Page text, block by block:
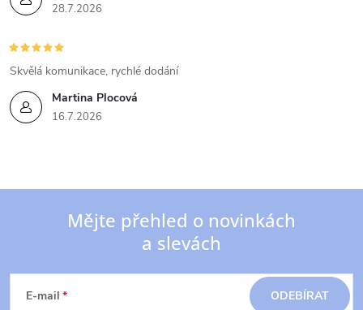
28.7.2026
Martina Plocová
16.7.2026
Skvělá komunikace, rychlé dodání
Mějte přehled o novinkách
a slevách
E-mail ODEBÍRAT